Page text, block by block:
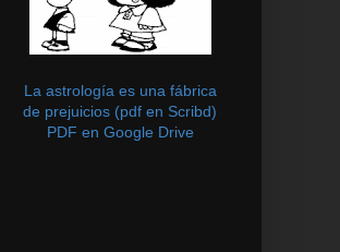
La astrología es una fábrica
de prejuicios (pdf en Scribd)
PDF en Google Drive